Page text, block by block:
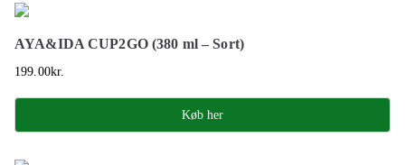
AYA&IDA CUP2GO (380 ml – Sort)
199.00kr.
Køb her